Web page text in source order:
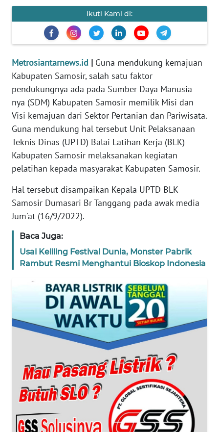
Ikuti Kami di:
Metrosiantarnews.id | Guna mendukung kemajuan
Kabupaten Samosir, salah satu faktor
pendukungnya ada pada Sumber Daya Manusia
nya (SDM) Kabupaten Samosir memilik Misi dan
Visi kemajuan dari Sektor Pertanian dan Pariwisata.
Guna mendukung hal tersebut Unit Pelaksanaan
Teknis Dinas (UPTD) Balai Latihan Kerja (BLK)
Kabupaten Samosir melaksanakan kegiatan
pelatihan kepada masyarakat Kabupaten Samosir.
Hal tersebut disampaikan Kepala UPTD BLK
Samosir Dumasari Br Tanggang pada awak media
Jum'at (16/9/2022).
Baca Juga:
Usai Keliling Festival Dunia, Monster Pabrik
Rambut Resmi Menghantui Bioskop Indonesia
IKLAN
TENTANG
KAMI
PEDOMAN
MEDIA
SIBER
REDAKSI
DISCLAIMER
Wahana
Regional
WN
WN
JABAR
WN
BANTEN